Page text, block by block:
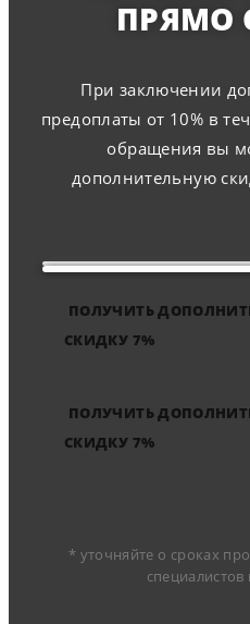
ПРЯМО
При заключении
предоплаты от 10% в
обращения вы
дополнительную
ПОЛУЧИТЬ
СКИДКУ 7%
ПОЛУЧИТЬ
СКИДКУ 7%
* уточняйте о сроках